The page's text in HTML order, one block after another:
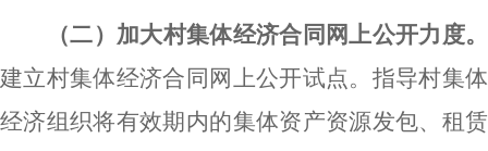
（二）加大村集体经济合同网上公开力度。
建立村集体经济合同网上公开试点。指导村集体
经济组织将有效期内的集体资产资源发包、租赁